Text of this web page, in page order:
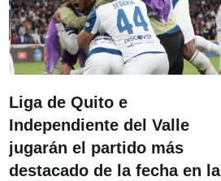
Liga de Quito e
Independiente del Valle
jugarán el partido más
destacado de la fecha en la